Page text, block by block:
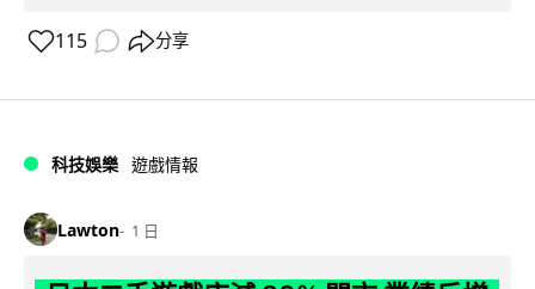
115 分享
科技娛樂 遊戲情報
Lawton 1 日